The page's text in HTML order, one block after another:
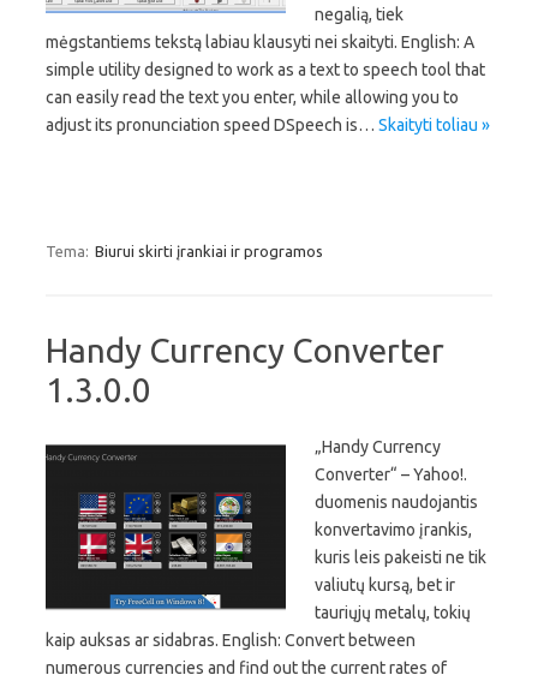
negalią, tiek
mėgstantiems tekstą labiau klausyti nei skaityti. English: A
simple utility designed to work as a text to speech tool that
can easily read the text you enter, while allowing you to
adjust its pronunciation speed DSpeech is… Skaityti toliau »
Tema: Biurui skirti įrankiai ir programos
Handy Currency Converter
1.3.0.0
„Handy Currency
Converter“ – Yahoo!.
duomenis naudojantis
konvertavimo įrankis,
kuris leis pakeisti ne tik
valiutų kursą, bet ir
tauriųjų metalų, tokių
kaip auksas ar sidabras. English: Convert between
numerous currencies and find out the current rates of